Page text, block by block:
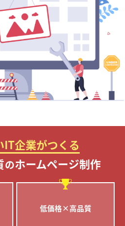
IT企業がつくる
のホームページ制作
低価格×高品質